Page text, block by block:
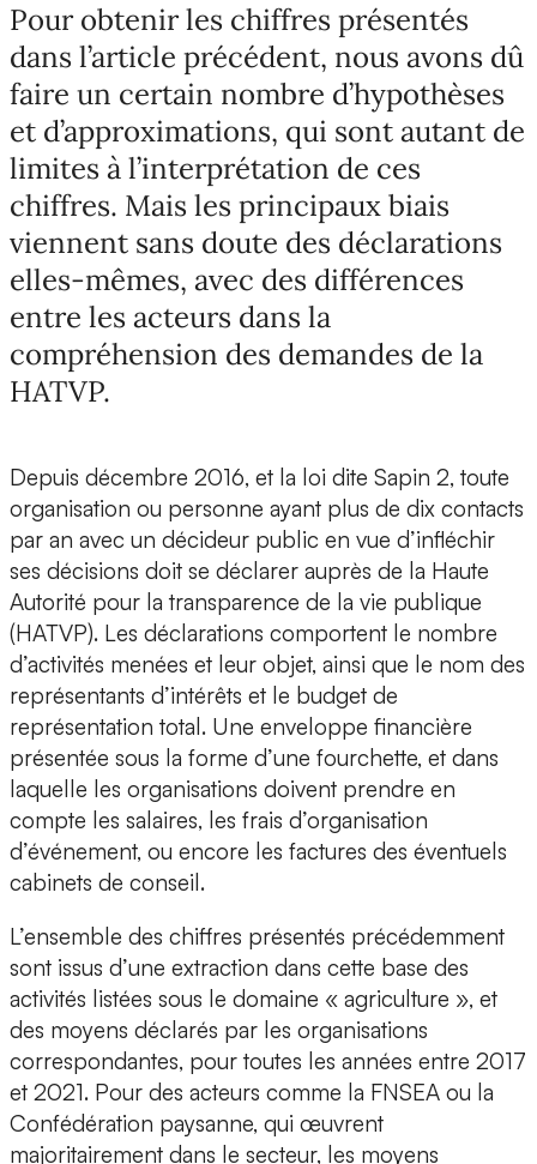
Pour obtenir les chiffres présentés
dans l’article précédent, nous avons dû
faire un certain nombre d’hypothèses
et d’approximations, qui sont autant de
limites à l’interprétation de ces
chiffres. Mais les principaux biais
viennent sans doute des déclarations
elles-mêmes, avec des différences
entre les acteurs dans la
compréhension des demandes de la
HATVP.
Depuis décembre 2016, et la loi dite Sapin 2, toute
organisation ou personne ayant plus de dix contacts
par an avec un décideur public en vue d’infléchir
ses décisions doit se déclarer auprès de la Haute
Autorité pour la transparence de la vie publique
(HATVP). Les déclarations comportent le nombre
d’activités menées et leur objet, ainsi que le nom des
représentants d’intérêts et le budget de
représentation total. Une enveloppe financière
présentée sous la forme d’une fourchette, et dans
laquelle les organisations doivent prendre en
compte les salaires, les frais d’organisation
d’événement, ou encore les factures des éventuels
cabinets de conseil.
L’ensemble des chiffres présentés précédemment
sont issus d’une extraction dans cette base des
activités listées sous le domaine « agriculture », et
des moyens déclarés par les organisations
correspondantes, pour toutes les années entre 2017
et 2021. Pour des acteurs comme la FNSEA ou la
Confédération paysanne, qui œuvrent
majoritairement dans le secteur, les moyens